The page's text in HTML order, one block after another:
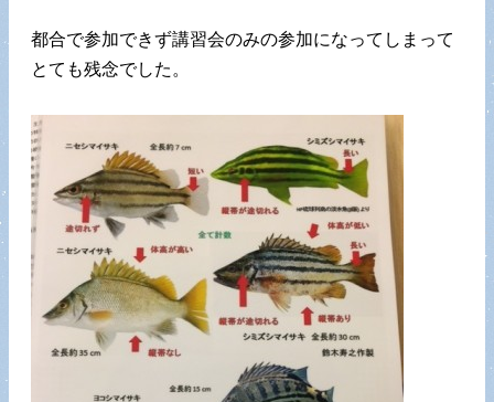
都合で参加できず講習会のみの参加になってしまって
とても残念でした。